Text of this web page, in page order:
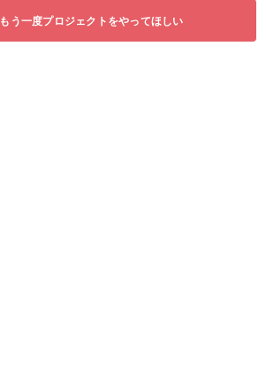
もう一度プロジェクトをやってほしい